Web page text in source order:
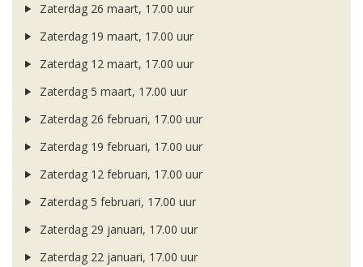
Zaterdag 26 maart, 17.00 uur
Zaterdag 19 maart, 17.00 uur
Zaterdag 12 maart, 17.00 uur
Zaterdag 5 maart, 17.00 uur
Zaterdag 26 februari, 17.00 uur
Zaterdag 19 februari, 17.00 uur
Zaterdag 12 februari, 17.00 uur
Zaterdag 5 februari, 17.00 uur
Zaterdag 29 januari, 17.00 uur
Zaterdag 22 januari, 17.00 uur